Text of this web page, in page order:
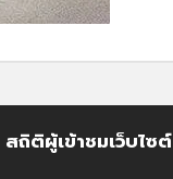
สถิติผู้เข้าชมเว็บไซต์